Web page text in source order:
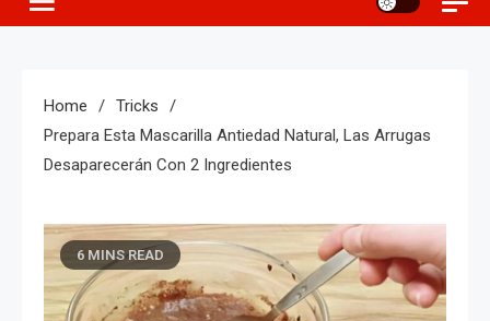
Home
Tricks
Prepara Esta Mascarilla Antiedad Natural, Las Arrugas
Desaparecerán Con 2 Ingredientes
6 MINS READ